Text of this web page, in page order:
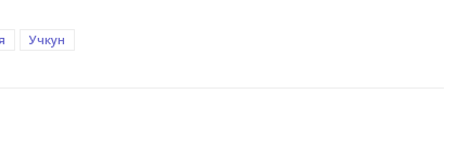
Учкун